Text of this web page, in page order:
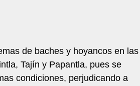
de baches y hoyancos en las
Tajín y Papantla, pues se
condiciones, perjudicando a